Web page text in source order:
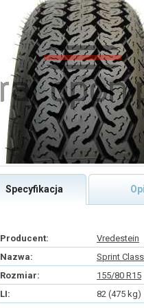
Specyfikacja
Producent:
Vredestein
Nazwa:
Sprint
Rozmiar:
155/80 R15
LI:
82 (475 kg)